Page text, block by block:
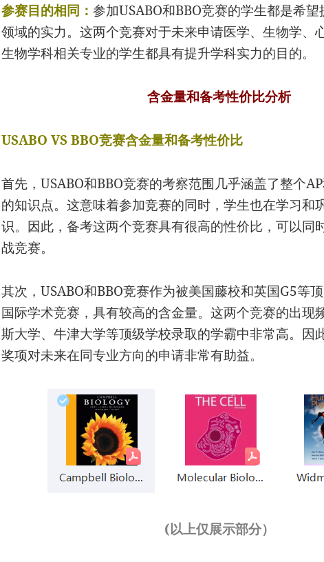
参赛目的相同：参加USABO和BBO竞赛的学生都是希
领域的实力。这两个竞赛对于未来申请医学、生物学、
生物学科相关专业的学生都具有提升学科实力的目的。
含金量和备考性价比分析
USABO VS BBO竞赛含金量和备考性价比
首先，USABO和BBO竞赛的考察范围几乎涵盖了整个
的知识点。这意味着参加竞赛的同时，学生也在学习和
识。因此，备考这两个竞赛具有很高的性价比，可以同
战竞赛。
其次，USABO和BBO竞赛作为被美国藤校和英国G5等
国际学术竞赛，具有较高的含金量。这两个竞赛的出现
斯大学、牛津大学等顶级学校录取的学霸中非常高。因
奖项对未来在同专业方向的申请非常有助益。
(以上仅展示部分）